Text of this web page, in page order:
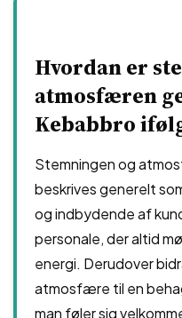
Hvordan er
atmosfæren
Kebabbro
Stemningen og
beskrives generelt
og indbydende af
personale, der altid
energi. Derudover
atmosfære til en
man føler sig